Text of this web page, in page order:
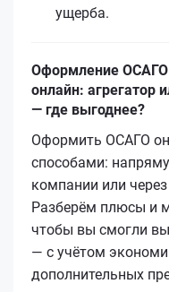
ущерба.
Оформление ОСАГО
онлайн: агрегатор
— где выгоднее?
Оформить ОСАГО
способами:
компании или через
Разберём плюсы и
чтобы вы смогли
— с учётом
дополнительных